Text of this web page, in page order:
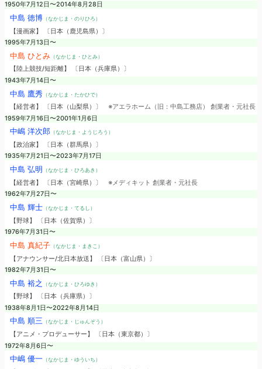
1950年7月12日〜2014年8月28日
中島 徳博（なかじま・のりひろ）
【漫画家】 〔日本（鹿児島県）〕
1995年7月13日〜
中島 ひとみ（なかじま・ひとみ）
【陸上競技/短距離】 〔日本（兵庫県）〕
1943年7月14日〜
中島 鷹秀 （なかじま・たかひで）
【経営者】 〔日本（山梨県）〕 ※アエラホーム（旧：中島工務店） 創業者・元社長
1959年7月16日〜2001年1月6日
中嶋 洋次郎（なかじま・ようじろう）
【政治家】 〔日本（群馬県）〕
1935年7月21日〜2023年7月17日
中島 弘明 （なかじま・ひろあき）
【経営者】 〔日本（宮崎県）〕 ※メディキット 創業者・元社長
1962年7月27日〜
中島 輝士（なかじま・てるし）
【野球】 〔日本（佐賀県）〕
1976年7月31日〜
中島 真紀子（なかじま・まきこ）
【アナウンサー/北日本放送】 〔日本（富山県）〕
1982年7月31日〜
中島 裕之 （なかじま・ひろゆき）
【野球】 〔日本（兵庫県）〕
1938年8月1日〜2022年8月14日
中島 順三 （なかじま・じゅんぞう）
【アニメ・プロデューサー】 〔日本（東京都）〕
1972年8月6日〜
中嶋 優一（なかじま・ゆういち）